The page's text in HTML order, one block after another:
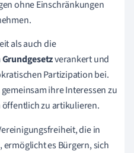
ohne Einschränkungen
als auch die
Grundgesetzverankert und
Partizipation bei.
ihre Interessen zu
zu artikulieren.
die in
ermöglicht es Bürgern, sich